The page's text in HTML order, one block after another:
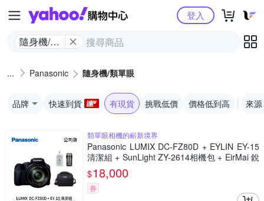
Yahoo購物中心
隨身機/類
登入
Panasonic 隨身機/類單眼
品牌 快速到貨 有現貨 挑戰低價 價格低到高 來源
類單眼相機的嶄新境界
Panasonic LUMIX DC-FZ80D + EYLIN EY-15
清潔組 + SunLight ZY-2614相機包 + EirMai 銳
瑪 HD-100C電子除濕卡 FZ80D (公司貨)
$18,000
券